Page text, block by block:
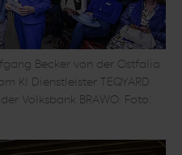
Becker von der Ostfalia
KI Dienstleister TEQYARD
Volksbank BRAWO. Foto: